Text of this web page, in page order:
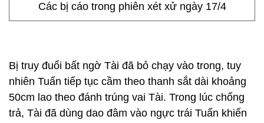
Các bị cáo trong phiên xét xử ngày 17/4
Bị truy đuổi bất ngờ Tài đã bỏ chạy vào trong, tuy
nhiên Tuấn tiếp tục cầm theo thanh sắt dài khoảng
50cm lao theo đánh trúng vai Tài. Trong lúc chống
trả, Tài đã dùng dao đâm vào ngực trái Tuấn khiến